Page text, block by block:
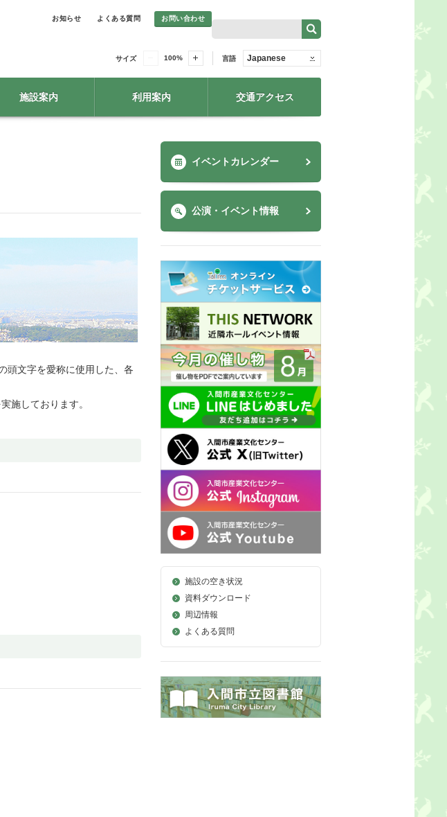
お知らせ よくある質問 お問い合わせ
サイズ 100% 言語 Japanese
施設案内 利用案内 交通アクセス
頭文字を愛称に使用した、各
施しております。
イベントカレンダー
公演・イベント情報
施設の空き状況
資料ダウンロード
周辺情報
よくある質問